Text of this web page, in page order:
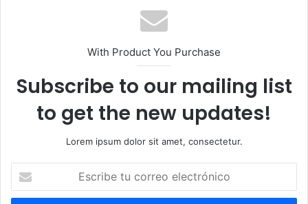
With Product You Purchase
Subscribe to our mailing list
to get the new updates!
Lorem ipsum dolor sit amet, consectetur.
correo